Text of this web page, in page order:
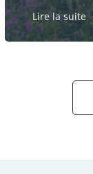
Lire la suite